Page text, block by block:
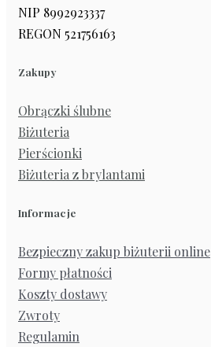
NIP 8992923337
REGON 521756163
Zakupy
Obrączki ślubne
Biżuteria
Pierścionki
Biżuteria z brylantami
Informacje
Bezpieczny zakup biżuterii online
Formy płatności
Koszty dostawy
Zwroty
Regulamin